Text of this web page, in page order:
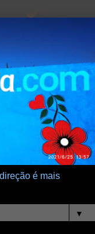
é mais
▼